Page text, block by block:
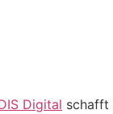
Digital schafft